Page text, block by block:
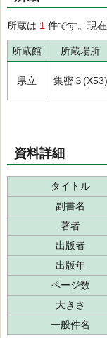
所蔵は 1 件です。現
所蔵館 所蔵場所
県立 集密３(X53)
資料詳細
タイトル
副書名
著者
出版者
出版年
ページ数
大きさ
一般件名